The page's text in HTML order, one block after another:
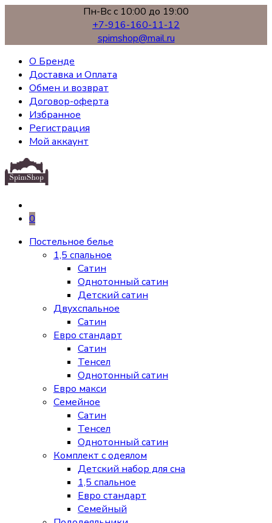
Пн-Вс с 10:00 до 19:00
+7-916-160-11-12
spimshop@mail.ru
О Бренде
Доставка и Оплата
Обмен и возврат
Договор-оферта
Избранное
Регистрация
Мой аккаунт
0
Постельное белье
1,5 спальное
Сатин
Однотонный сатин
Детский сатин
Двухспальное
Сатин
Евро стандарт
Сатин
Тенсел
Однотонный сатин
Евро макси
Семейное
Сатин
Тенсел
Однотонный сатин
Комплект с одеялом
Детский набор для сна
1,5 спальное
Евро стандарт
Семейный